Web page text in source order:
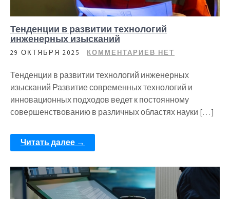
Тенденции в развитии технологий
инженерных изысканий
29 ОКТЯБРЯ 2025 КОММЕНТАРИЕВ НЕТ
Тенденции в развитии технологий инженерных
изысканий Развитие современных технологий и
инновационных подходов ведет к постоянному
совершенствованию в различных областях науки […]
Читать далее →